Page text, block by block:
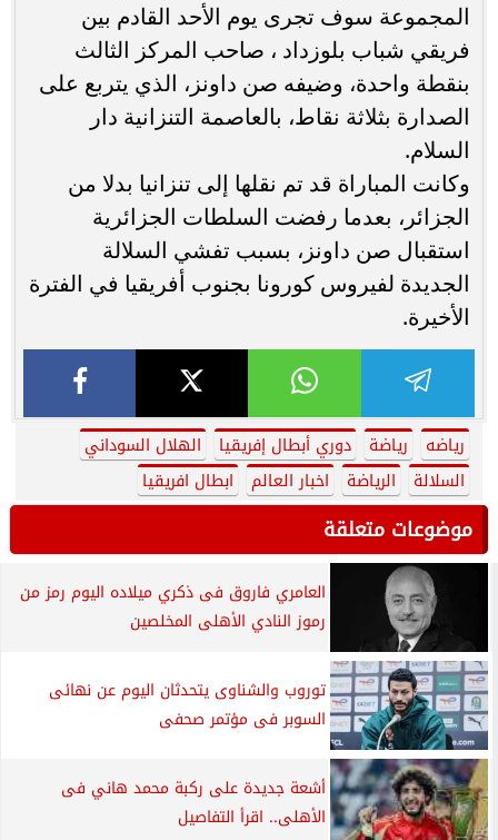
المجموعة سوف تجرى يوم الأحد القادم بين
فريقي شباب بلوزداد ، صاحب المركز الثالث
بنقطة واحدة، وضيفه صن داونز، الذي يتربع على
الصدارة بثلاثة نقاط، بالعاصمة التنزانية دار
السلام.
وكانت المباراة قد تم نقلها إلى تنزانيا بدلا من
الجزائر، بعدما رفضت السلطات الجزائرية
استقبال صن داونز، بسبب تفشي السلالة
الجديدة لفيروس كورونا بجنوب أفريقيا في الفترة
الأخيرة.
رياضه رياضة دوري أبطال إفريقيا
الهلال السوداني
السلالة
الرياضة اخبار العالم ابطال افريقيا
موضوعات متعلقة
العامري فاروق فى ذكري ميلاده اليوم رمز من
رموز النادي الأهلى المخلصين
توروب والشناوى يتحدثان اليوم عن نهائى
السوبر فى مؤتمر صحفى
أشعة جديدة على ركبة محمد هاني فى
الأهلى.. اقرأ التفاصيل